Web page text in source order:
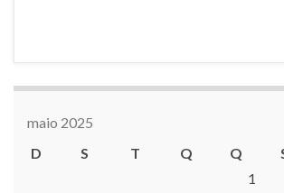
maio 2025
D
S T Q Q
1